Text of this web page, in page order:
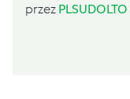
przez PLSUDOLTO